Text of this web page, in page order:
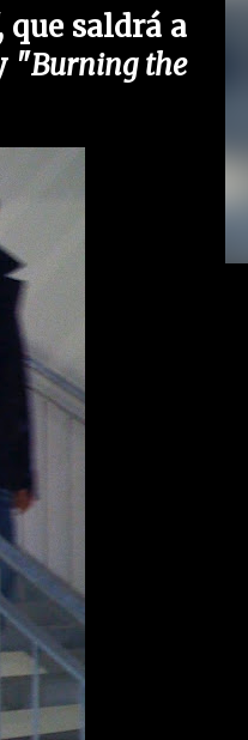
que saldrá a
"Burning the